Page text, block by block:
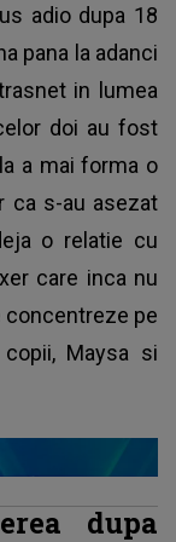
adio dupa 18
pana la adanci
in lumea
doi au fost
a mai forma o
ca s-au asezat
o relatie cu
care inca nu
concentreze pe
Maysa si
dupa